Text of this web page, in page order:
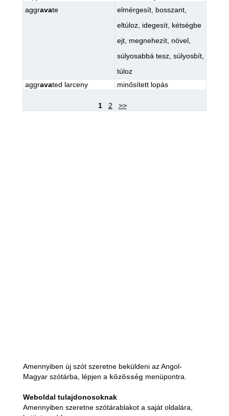
aggravate elmérgesít, bosszant,
eltúloz, idegesít, kétségbe
ejt, megnehezít, növel,
súlyosabbá tesz, súlyosbít,
túloz
aggravated larceny minősített lopás
1 2 >>
Amennyiben új szót szeretne beküldeni az Angol-
Magyar szótárba, lépjen a közösség menüpontra.
Weboldal tulajdonosoknak
Amennyiben szeretne szótárablakot a saját oldalára,